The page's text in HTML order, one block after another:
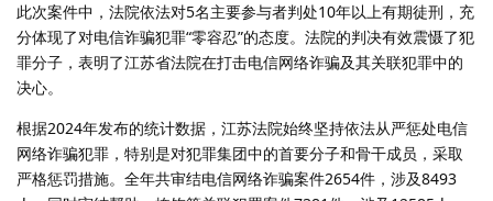
此次案件中，法院依法对5名主要参与者判处10年以上有期徒刑，充
分体现了对电信诈骗犯罪“零容忍”的态度。法院的判决有效震慑了犯
罪分子，表明了江苏省法院在打击电信网络诈骗及其关联犯罪中的
决心。
根据2024年发布的统计数据，江苏法院始终坚持依法从严惩处电信
网络诈骗犯罪，特别是对犯罪集团中的首要分子和骨干成员，采取
严格惩罚措施。全年共审结电信网络诈骗案件2654件，涉及8493